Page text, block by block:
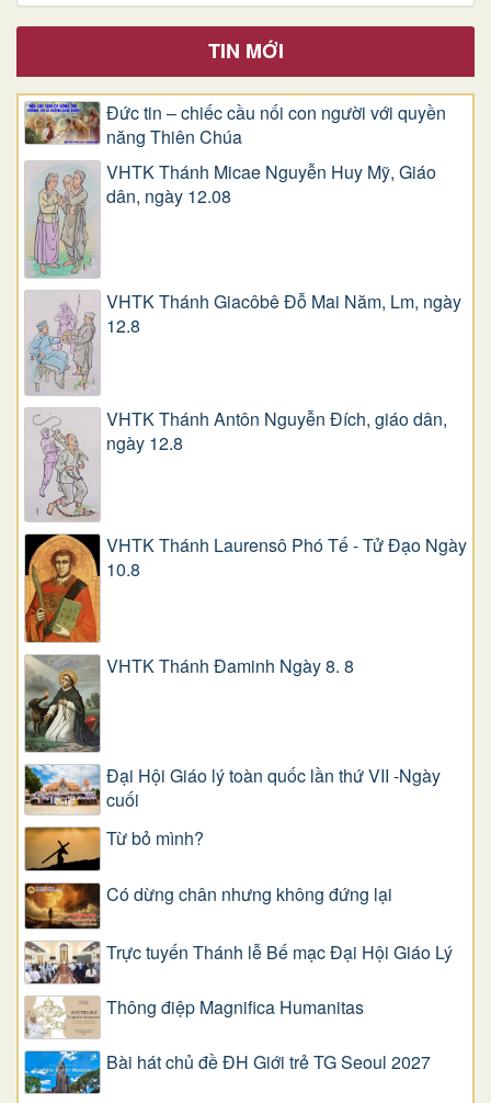
TIN MỚI
Đức tin – chiếc cầu nối con người với quyền
năng Thiên Chúa
VHTK Thánh Micae Nguyễn Huy Mỹ, Giáo
dân, ngày 12.08
VHTK Thánh Giacôbê Ðỗ Mai Năm, Lm, ngày
12.8
VHTK Thánh Antôn Nguyễn Ðích, giáo dân,
ngày 12.8
VHTK Thánh Laurensô Phó Tế - Tử Đạo Ngày
10.8
VHTK Thánh Đaminh Ngày 8. 8
Đại Hội Giáo lý toàn quốc lần thứ VII -Ngày
cuối
Từ bỏ mình?
Có dừng chân nhưng không đứng lại
Trực tuyến Thánh lễ Bế mạc Đại Hội Giáo Lý
Thông điệp Magnifica Humanitas
Bài hát chủ đề ĐH Giới trẻ TG Seoul 2027